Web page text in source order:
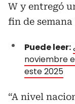
W y entregó
fin de
Puede leer:
noviembre
este 2025
“A nivel